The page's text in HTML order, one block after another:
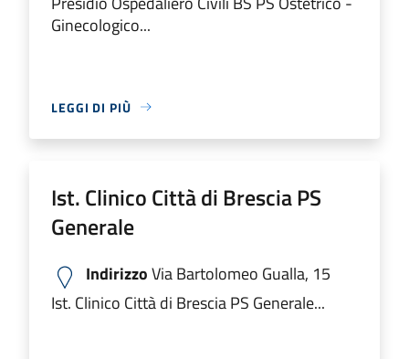
Ginecologico...
LEGGI DI PIÙ
Ist. Clinico Città di Brescia PS
Generale
IndirizzoVia Bartolomeo Gualla, 15
Ist. Clinico Città di Brescia PS Generale...